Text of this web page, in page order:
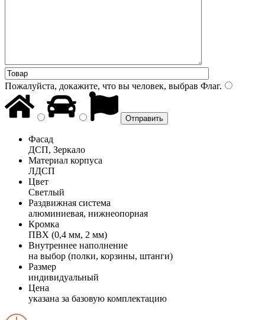
Пожалуйста, докажите, что вы человек, выбрав Флаг.
Фасад
ДСП, Зеркало
Материал корпуса
ЛДСП
Цвет
Светлый
Раздвижная система
алюминиевая, нижнеопорная
Кромка
ПВХ (0,4 мм, 2 мм)
Внутреннее наполнение
на выбор (полки, корзины, штанги)
Размер
индивидуальный
Цена
указана за базовую комплектацию